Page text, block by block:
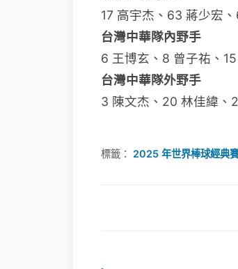
17 高宇杰、63 蔣少宏
台灣中華隊內野手
6 王博玄、8 曾子祐、
台灣中華隊外野手
3 陳文杰、20 林佳緯、
標籤： 2025 年世界棒球經典